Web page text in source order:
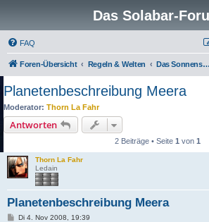
Das Solabar-
FAQ
Foren-Übersicht Regeln & Welten Das Sonnensystem
Planetenbeschreibung Meera
Moderator: Thorn La Fahr
Antworten
2 Beiträge • Seite 1 von 1
Thorn La Fahr
Ledain
Planetenbeschreibung Meera
BDi 4. Nov 2008, 19:39